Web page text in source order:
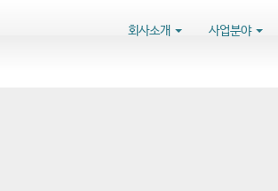
회사소개 사업분야